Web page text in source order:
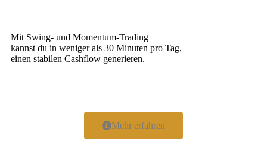
Mit Swing- und Momentum-Trading
kannst du in weniger als 30 Minuten pro Tag,
einen stabilen Cashflow generieren.
Mehr erfahren